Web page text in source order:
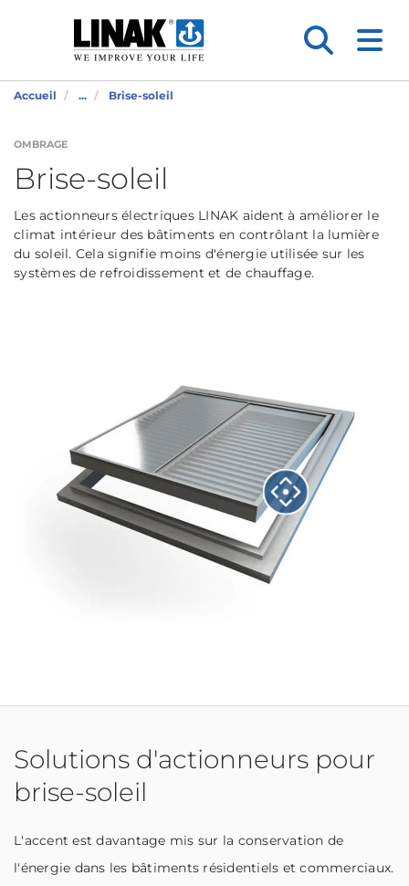
Accueil ... Brise-soleil
OMBRAGE
Brise-soleil
Les actionneurs électriques LINAK aident à améliorer le
climat intérieur des bâtiments en contrôlant la lumière
du soleil. Cela signifie moins d'énergie utilisée sur les
systèmes de refroidissement et de chauffage.
Solutions d'actionneurs pour
brise-soleil
L'accent est davantage mis sur la conservation de
l'énergie dans les bâtiments résidentiels et commerciaux.